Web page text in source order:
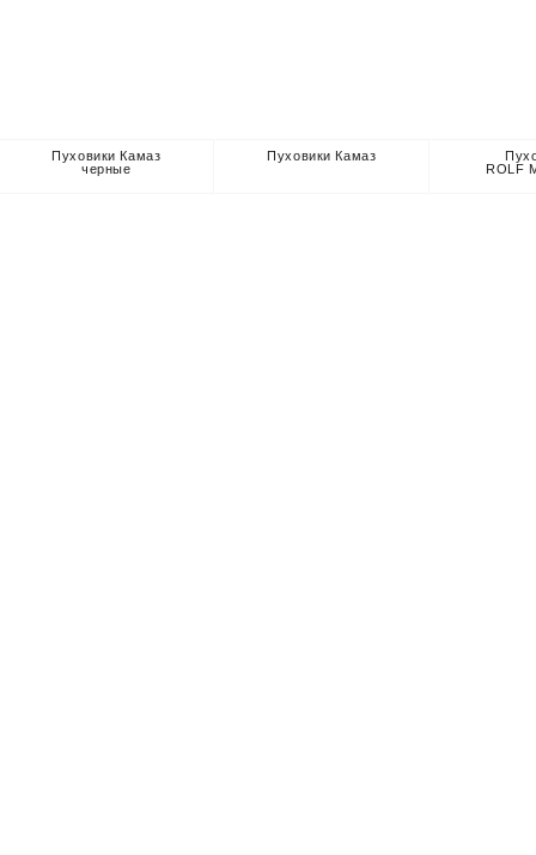
Пуховики Камаз
черные
Пуховики Камаз
ROLF